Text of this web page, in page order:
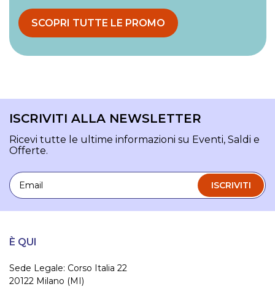
SCOPRI TUTTE LE PROMO
ISCRIVITI ALLA NEWSLETTER
Ricevi tutte le ultime informazioni su Eventi, Saldi e
Offerte.
Email
ISCRIVITI
È QUI
Sede Legale: Corso Italia 22
20122 Milano (MI)